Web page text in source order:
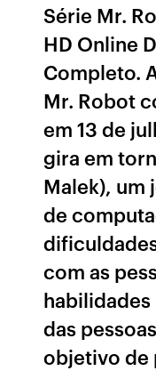
Série Mr.
HD Online
Completo.
Mr. Robot
em 13 de
gira em
Malek), um
de
com as
habilidades
das
objetivo de